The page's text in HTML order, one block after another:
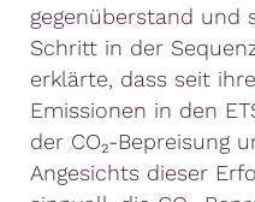
gegenüberstand und
Schritt in der
erklärte, dass seit
Emissionen in den
der CO₂-Bepreisung
Angesichts dieser